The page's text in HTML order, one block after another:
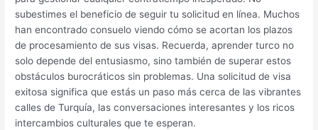
subestimes el beneficio de seguir tu solicitud en línea. Muchos
han encontrado consuelo viendo cómo se acortan los plazos
de procesamiento de sus visas. Recuerda, aprender turco no
solo depende del entusiasmo, sino también de superar estos
obstáculos burocráticos sin problemas. Una solicitud de visa
exitosa significa que estás un paso más cerca de las vibrantes
calles de Turquía, las conversaciones interesantes y los ricos
intercambios culturales que te esperan.